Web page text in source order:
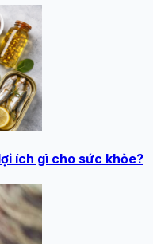
ích gì cho sức khỏe?